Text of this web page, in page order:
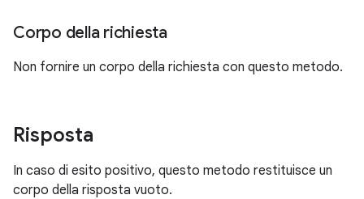
Corpo della richiesta
Non fornire un corpo della richiesta con questo metodo.
Risposta
In caso di esito positivo, questo metodo restituisce un
corpo della risposta vuoto.